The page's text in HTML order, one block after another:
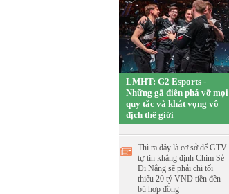
LMHT: G2 Esports -
Những gã điên phá vỡ mọi
quy tắc và khát vọng vô
địch thế giới
Thì ra đây là cơ sở để GTV
tự tin khẳng định Chim Sẻ
Đi Nắng sẽ phải chi tối
thiểu 20 tỷ VND tiền đền
bù hợp đồng